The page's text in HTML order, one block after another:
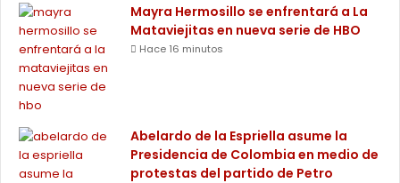
Mayra Hermosillo se enfrentará a La
Mataviejitas en nueva serie de HBO
Hace 16 minutos
Abelardo de la Espriella asume la
Presidencia de Colombia en medio de
protestas del partido de Petro